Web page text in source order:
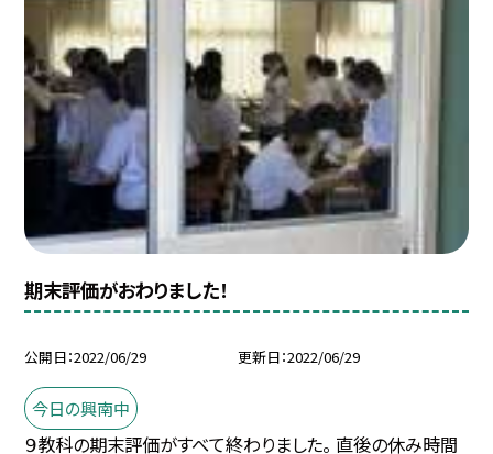
期末評価がおわりました！
公開日 2022/06/29 更新日 2022/06/29
今日の興南中
９教科の期末評価がすべて終わりました。 直後の休み時間